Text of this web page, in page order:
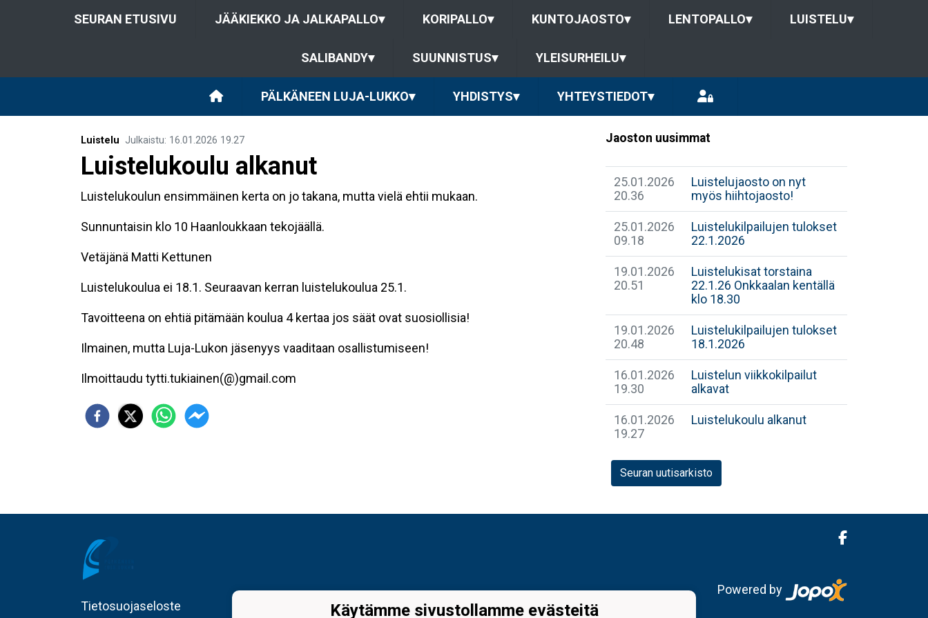
SEURAN ETUSIVU JÄÄKIEKKO JA JALKAPALLO▾ KORIPALLO▾ KUNTOJAOSTO▾ LENTOPALLO▾ LUISTELU▾
SALIBANDY▾ SUUNNISTUS▾ YLEISURHEILU▾
PÄLKÄNEEN LUJA-LUKKO▾ YHDISTYS▾ YHTEYSTIEDOT▾
Luistelu Julkaistu: 16.01.2026 19.27
Luistelukoulu alkanut
Luistelukoulun ensimmäinen kerta on jo takana, mutta vielä ehtii mukaan.
Sunnuntaisin klo 10 Haanloukkaan tekojäällä.
Vetäjänä Matti Kettunen
Luistelukoulua ei 18.1. Seuraavan kerran luistelukoulua 25.1.
Tavoitteena on ehtiä pitämään koulua 4 kertaa jos säät ovat suosiollisia!
Ilmainen, mutta Luja-Lukon jäsenyys vaaditaan osallistumiseen!
Ilmoittaudu tytti.tukiainen(@)gmail.com
Jaoston uusimmat
25.01.2026
20.36
Luistelujaosto on nyt
myös hiihtojaosto!
25.01.2026
09.18
Luistelukilpailujen tulokset
22.1.2026
19.01.2026
20.51
Luistelukisat torstaina
22.1.26 Onkkaalan kentällä
klo 18.30
19.01.2026
20.48
Luistelukilpailujen tulokset
18.1.2026
16.01.2026
19.30
Luistelun viikkokilpailut
alkavat
16.01.2026
19.27
Luistelukoulu alkanut
Seuran uutisarkisto
Tietosuojaseloste
Powered by
Käytämme sivustollamme evästeitä